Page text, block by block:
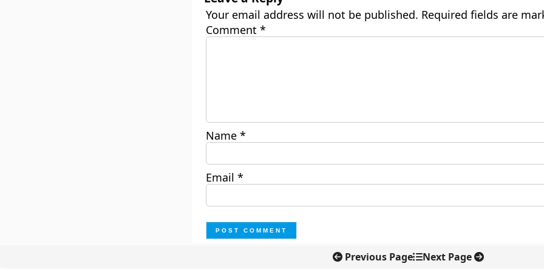
Your email address will not be published. Required fields are
Comment *
Name *
Email *
Previous Page Next Page